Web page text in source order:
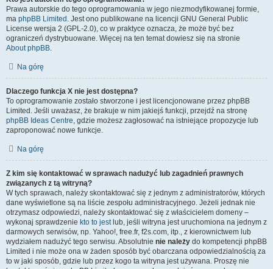
Prawa autorskie do tego oprogramowania w jego niezmodyfikowanej formie,
ma phpBB Limited . Jest ono publikowane na licencji GNU General Public
License wersja 2 (GPL-2.0), co w praktyce oznacza, że może być bez
ograniczeń dystrybuowane. Więcej na ten temat dowiesz się na stronie
About phpBB.
Na górę
Dlaczego funkcja X nie jest dostępna?
To oprogramowanie zostało stworzone i jest licencjonowane przez phpBB
Limited. Jeśli uważasz, że brakuje w nim jakiejś funkcji, przejdź na stronę
phpBB Ideas Centre, gdzie możesz zagłosować na istniejące propozycje lub
zaproponować nowe funkcje.
Na górę
Z kim się kontaktować w sprawach nadużyć lub zagadnień prawnych
związanych z tą witryną?
W tych sprawach, należy skontaktować się z jednym z administratorów, których
dane wyświetlone są na liście zespołu administracyjnego. Jeżeli jednak nie
otrzymasz odpowiedzi, należy skontaktować się z właścicielem domeny –
wykonaj sprawdzenie kto to jestlub, jeśli witryna jest uruchomiona na jednym z
darmowych serwisów, np. Yahoo!, free.fr, f2s.com, itp., z kierownictwem lub
wydziałem nadużyć tego serwisu. Absolutnie nie należy do kompetencji phpBB
Limited i nie może ona w żaden sposób być obarczana odpowiedzialnością za
to w jaki sposób, gdzie lub przez kogo ta witryna jest używana. Proszę nie